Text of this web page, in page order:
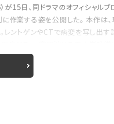
15日、同ドラマのオフィシャルブ
作業する姿を公開した。 本作は、
レントゲンやCTで病変を写し出
の特集
ビュー】『株式会社マジルミエ』
ァイルーズ...